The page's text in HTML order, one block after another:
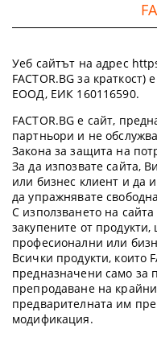
Уеб сайтът на адрес
FACTOR.BG за
ЕООД, ЕИК 160116590.
FACTOR.BG е сайт,
партньори и не
Закона за защита на
За да изпозвате сайта,
или бизнес клиент и да
да упражнявате
С използването на
закупените от
професионални или
Всички продукти, които
предназначени само за
препродаване на
предварителната им
модификация.